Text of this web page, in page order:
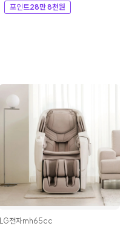
포인트28만 8천원
LG전자mh65cc